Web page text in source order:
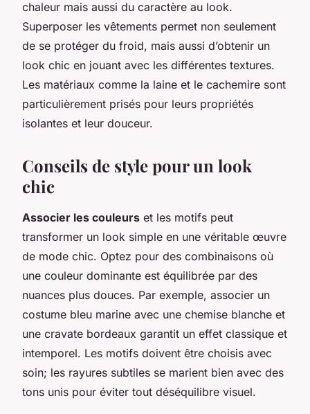
chaleur mais aussi du caractère au look.
Superposer les vêtements permet non seulement
de se protéger du froid, mais aussi d’obtenir un
look chic en jouant avec les différentes textures.
Les matériaux comme la laine et le cachemire sont
particulièrement prisés pour leurs propriétés
isolantes et leur douceur.
Conseils de style pour un look
chic
Associer les couleurs et les motifs peut
transformer un look simple en une véritable œuvre
de mode chic. Optez pour des combinaisons où
une couleur dominante est équilibrée par des
nuances plus douces. Par exemple, associer un
costume bleu marine avec une chemise blanche et
une cravate bordeaux garantit un effet classique et
intemporel. Les motifs doivent être choisis avec
soin; les rayures subtiles se marient bien avec des
tons unis pour éviter tout déséquilibre visuel.